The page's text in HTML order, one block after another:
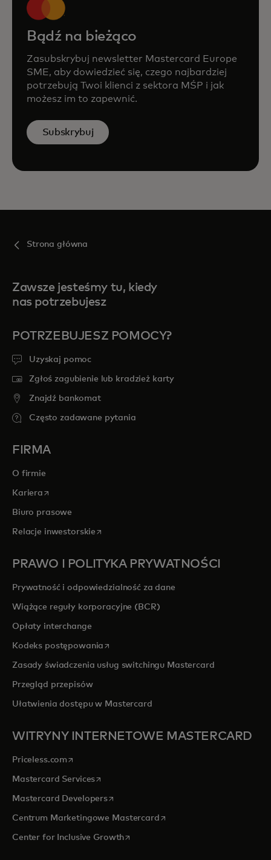
Bądź na bieżąco
Zasubskrybuj newsletter Mastercard Europe
SME, aby dowiedzieć się, czego najbardziej
potrzebują Twoi klienci z sektora MŚP i jak
możesz im to zapewnić.
Subskrybuj
Strona główna
Zawsze jesteśmy tu, kiedy
nas potrzebujesz
POTRZEBUJESZ POMOCY?
Uzyskaj pomoc
Zgłoś zagubienie lub kradzież karty
Znajdź bankomat
Często zadawane pytania
FIRMA
O firmie
Kariera opens in a new tab
Biuro prasowe
Relacje inwestorskie opens in a new tab
PRAWO I POLITYKA PRYWATNOŚCI
Prywatność i odpowiedzialność za dane
Wiążące reguły korporacyjne (BCR)
Opłaty interchange
Kodeks postępowania opens in a new tab
Zasady świadczenia usług switchingu Mastercard
Przegląd przepisów
Ułatwienia dostępu w Mastercard
WITRYNY INTERNETOWE MASTERCARD
Priceless.com opens in a new tab
Mastercard Servicesopens in a new tab
Mastercard Developersopens in a new tab
Centrum Marketingowe Mastercardopens in a new tab
Center for Inclusive Growthopens in a new tab